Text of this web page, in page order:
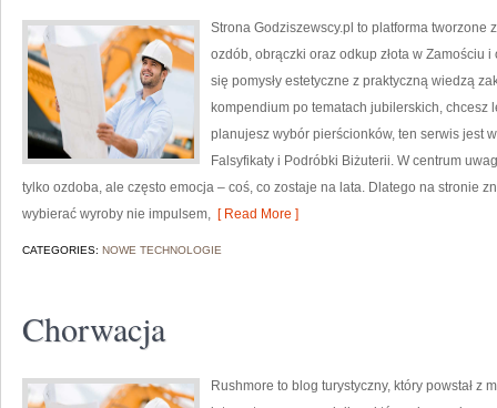
Strona Godziszewscy.pl to platforma tworzone
ozdób, obrączki oraz odkup złota w Zamościu
się pomysły estetyczne z praktyczną wiedzą
kompendium po tematach jubilerskich,
planujesz wybór pierścionków, ten serwis jest
Falsyfikaty i Podróbki Biżuterii. W centrum
tylko ozdoba, ale często emocja – coś, co zostaje na lata. Dlatego na stronie
wybierać wyroby nie impulsem, [ Read More ]
CATEGORIES: NOWE TECHNOLOGIE
Chorwacja
Rushmore to blog turystyczny, który powstał z